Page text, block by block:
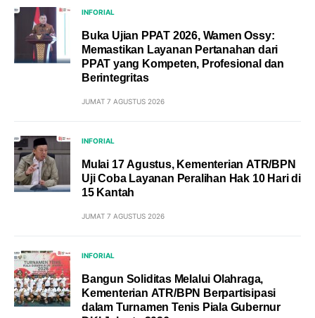
INFORIAL
Buka Ujian PPAT 2026, Wamen Ossy:
Memastikan Layanan Pertanahan dari
PPAT yang Kompeten, Profesional dan
Berintegritas
JUMAT 7 AGUSTUS 2026
INFORIAL
Mulai 17 Agustus, Kementerian ATR/BPN
Uji Coba Layanan Peralihan Hak 10 Hari di
15 Kantah
JUMAT 7 AGUSTUS 2026
INFORIAL
Bangun Soliditas Melalui Olahraga,
Kementerian ATR/BPN Berpartisipasi
dalam Turnamen Tenis Piala Gubernur